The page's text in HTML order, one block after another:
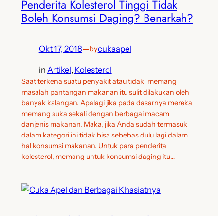
Penderita Kolesterol Tinggi Tidak
Boleh Konsumsi Daging? Benarkah?
Okt 17, 2018—bycukaapel
in Artikel, Kolesterol
Saat terkena suatu penyakit atau tidak, memang
masalah pantangan makanan itu sulit dilakukan oleh
banyak kalangan. Apalagi jika pada dasarnya mereka
memang suka sekali dengan berbagai macam
danjenis makanan. Maka, jika Anda sudah termasuk
dalam kategori ini tidak bisa sebebas dulu lagi dalam
hal konsumsi makanan. Untuk para penderita
kolesterol, memang untuk konsumsi daging itu…